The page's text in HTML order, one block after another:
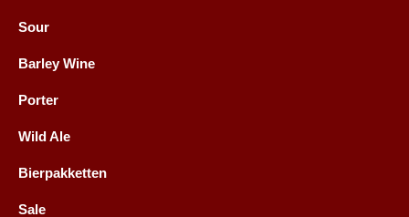
Sour
Barley Wine
Porter
Wild Ale
Bierpakketten
Sale